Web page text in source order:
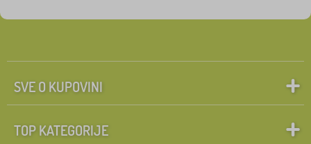
SVE O KUPOVINI
TOP KATEGORIJE